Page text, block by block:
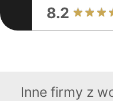
8.2
Inne firmy z